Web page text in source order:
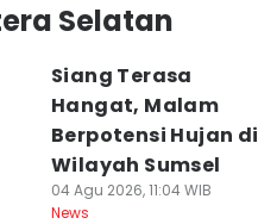
Selatan
Siang Terasa
Hangat, Malam
Berpotensi Hujan di
Wilayah Sumsel
04 Agu 2026, 11:04 WIB
News